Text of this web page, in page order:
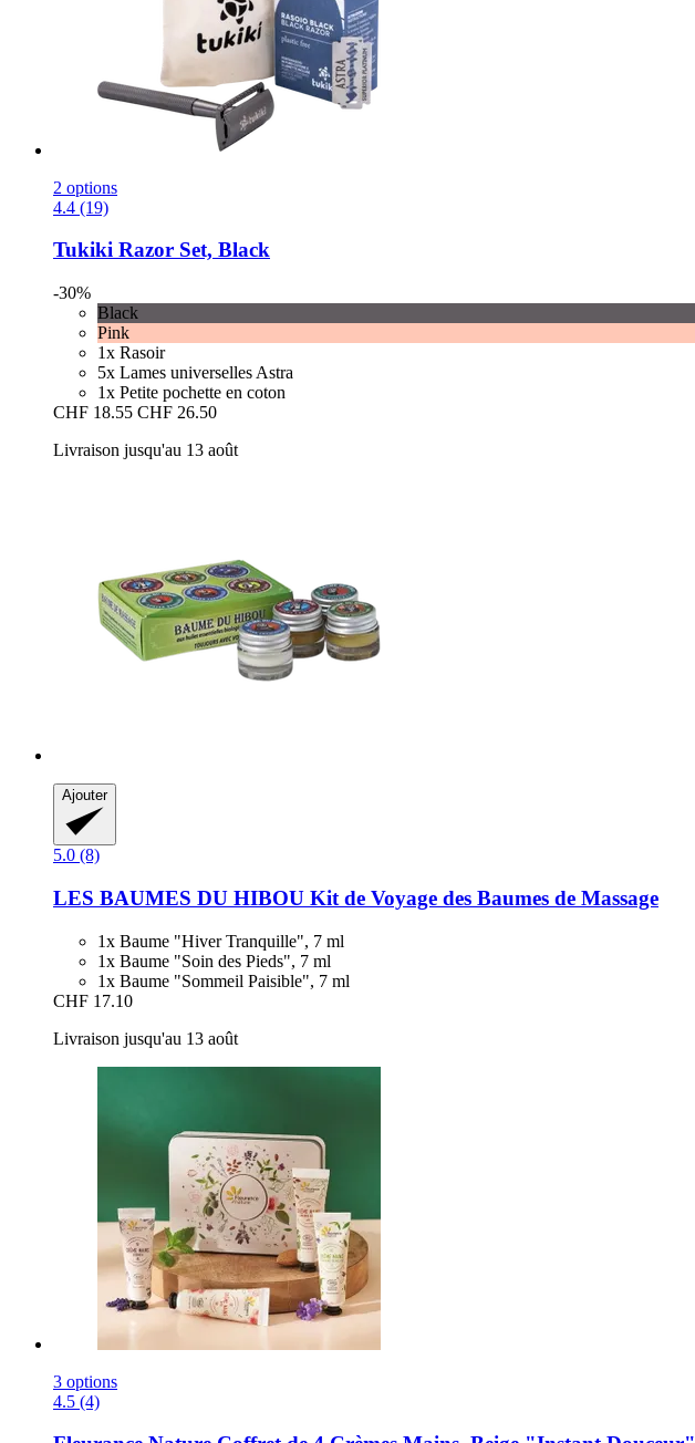
2 options
4.4 (19)
Tukiki Razor Set, Black
-30%
Black
Pink
1x Rasoir
5x Lames universelles Astra
1x Petite pochette en coton
CHF 18.55 CHF 26.50
Livraison jusqu'au 13 août
Ajouter
5.0 (8)
LES BAUMES DU HIBOU Kit de Voyage des Baumes de Massage
1x Baume "Hiver Tranquille", 7 ml
1x Baume "Soin des Pieds", 7 ml
1x Baume "Sommeil Paisible", 7 ml
CHF 17.10
Livraison jusqu'au 13 août
3 options
4.5 (4)